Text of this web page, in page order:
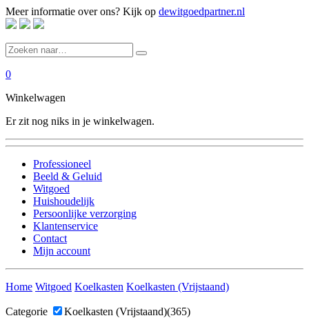
Meer informatie over ons? Kijk op dewitgoedpartner.nl
0
Winkelwagen
Er zit nog niks in je winkelwagen.
Professioneel
Beeld & Geluid
Witgoed
Huishoudelijk
Persoonlijke verzorging
Klantenservice
Contact
Mijn account
Home Witgoed Koelkasten Koelkasten (Vrijstaand)
Categorie Koelkasten (Vrijstaand)(365)